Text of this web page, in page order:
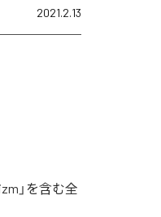
2021.2.13
」を含む全